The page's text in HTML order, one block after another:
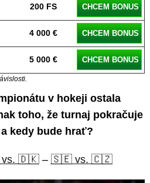
200 FS CHCEM BONUS
4 000 € CHCEM BONUS
5 000 € CHCEM BONUS
v hokeji ostala
toho, že turnaj pokračuje
kedy bude hrať?
🇩🇰– 🇸🇪 vs. 🇨🇿